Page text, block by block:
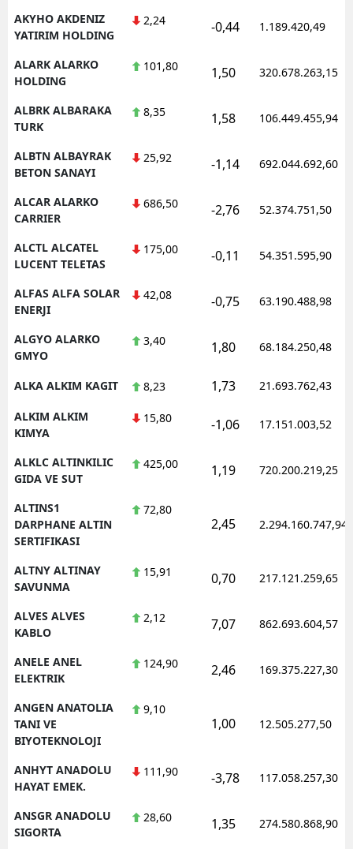
AKYHO AKDENIZ
YATIRIM HOLDING
2,24 -0,44 1.189.420,49
ALARK ALARKO
HOLDING
101,80 1,50 320.678.263,15
ALBRK ALBARAKA
TURK
8,35 1,58 106.449.455,94
ALBTN ALBAYRAK
BETON SANAYI
25,92 -1,14 692.044.692,60
ALCAR ALARKO
CARRIER
686,50 -2,76 52.374.751,50
ALCTL ALCATEL
LUCENT TELETAS
175,00 -0,11 54.351.595,90
ALFAS ALFA SOLAR
ENERJI
42,08 -0,75 63.190.488,98
ALGYO ALARKO
GMYO
3,40 1,80 68.184.250,48
ALKA ALKIM KAGIT 8,23 1,73 21.693.762,43
ALKIM ALKIM
KIMYA
15,80 -1,06 17.151.003,52
ALKLC ALTINKILIC
GIDA VE SUT
425,00 1,19 720.200.219,25
ALTINS1
DARPHANE ALTIN
SERTIFIKASI
72,80
2,45 2.294.160.747,94
ALTNY ALTINAY
SAVUNMA
15,91 0,70 217.121.259,65
ALVES ALVES
KABLO
2,12 7,07 862.693.604,57
ANELE ANEL
ELEKTRIK
124,90 2,46 169.375.227,30
ANGEN ANATOLIA
TANI VE
BIYOTEKNOLOJI
9,10
1,00 12.505.277,50
ANHYT ANADOLU
HAYAT EMEK.
111,90 -3,78 117.058.257,30
ANSGR ANADOLU
SIGORTA
28,60 1,35 274.580.868,90